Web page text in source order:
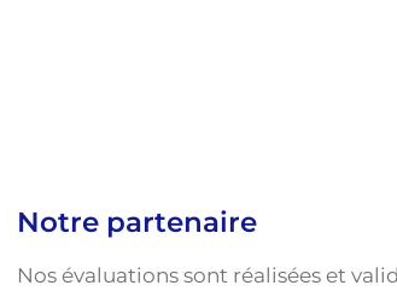
Notre partenaire
Nos évaluations sont réalisées et